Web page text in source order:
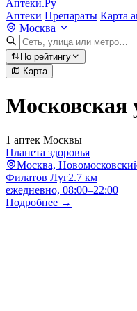
Аптеки.Ру
Аптеки Препараты Карта
Москва
По рейтингу
Карта
Московская
1 аптек Москвы
Планета здоровья
Москва,
Филатов Луг2.7 км
ежедневно, 08:00–22:00
Подробнее →